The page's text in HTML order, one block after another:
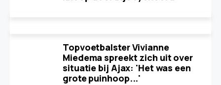
Topvoetbalster Vivianne
Miedema spreekt zich uit over
situatie bij Ajax: 'Het was een
grote puinhoop...'